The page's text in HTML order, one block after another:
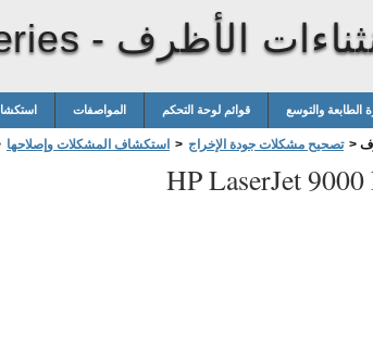
- الأظرف
المواصفات قوائم لوحة التحكم الطابعة والتوسع
استكشاف المشكلات وإصلاحها > تصحيح مشكلات جودة الإخراج >
HP LaserJet